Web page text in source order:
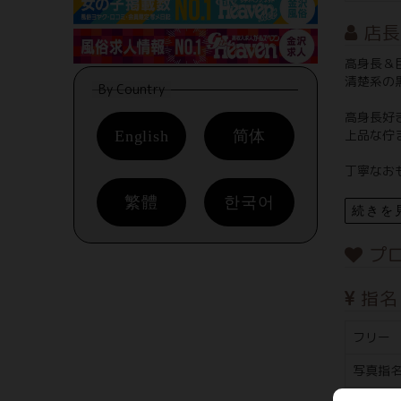
店
高身長＆
清楚系の
高身長好
上品な
丁寧なお
続きを
プ
指名
フリー
写真指
By Country
English 简体
繁體 한국어